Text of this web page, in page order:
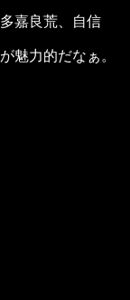
嘉良荒、自信
魅力的だなぁ。